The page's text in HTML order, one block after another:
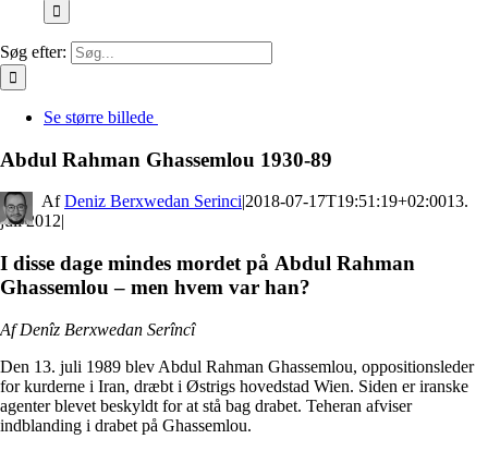
Søg efter:
Se større billede
Abdul Rahman Ghassemlou 1930-89
By Deniz Berxwedan Serinci|2018-07-17T19:51:19+02:0013.
juli 2012|
I disse dage mindes mordet på Abdul Rahman
Ghassemlou – men hvem var han?
Af Denîz Berxwedan Serîncî
Den 13. juli 1989 blev Abdul Rahman Ghassemlou, oppositionsleder
for kurderne i Iran, dræbt i Østrigs hovedstad Wien. Siden er iranske
agenter blevet beskyldt for at stå bag drabet. Teheran afviser
indblanding i drabet på Ghassemlou.